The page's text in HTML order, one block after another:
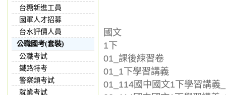
台糖新進工員
國軍人才招募
台水評價人員
公職國考(套裝)
公職考試
鐵路特考
警察類考試
就業考試
國文
1下
01_課後練習卷
01_1下學習講義
01_114國中國文1下學習講義